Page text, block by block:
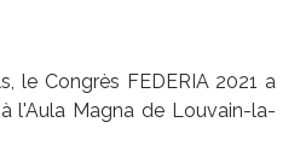
le Congrès FEDERIA 2021 a
l'Aula Magna de Louvain-la-